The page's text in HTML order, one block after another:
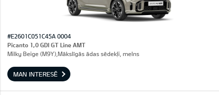
#E2601C051C45A 0004
Picanto 1,0 GDI GT Line AMT
Milky Beige (M9Y),Mākslīgās ādas sēdekļi, melns
MAN INTERESĒ